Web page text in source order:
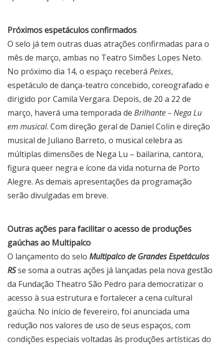
Próximos espetáculos confirmados
O selo já tem outras duas atrações confirmadas para o
mês de março, ambas no Teatro Simões Lopes Neto.
No próximo dia 14, o espaço receberá Peixes,
espetáculo de dança-teatro concebido, coreografado e
dirigido por Camila Vergara. Depois, de 20 a 22 de
março, haverá uma temporada de Brilhante – Nega Lu
em musical. Com direção geral de Daniel Colin e direção
musical de Juliano Barreto, o musical celebra as
múltiplas dimensões de Nega Lu – bailarina, cantora,
figura queer negra e ícone da vida noturna de Porto
Alegre. As demais apresentações da programação
serão divulgadas em breve.
Outras ações para facilitar o acesso de produções
gaúchas ao Multipalco
O lançamento do selo Multipalco de Grandes Espetáculos
RSse soma a outras ações já lançadas pela nova gestão
da Fundação Theatro São Pedro para democratizar o
acesso à sua estrutura e fortalecer a cena cultural
gaúcha. No início de fevereiro, foi anunciada uma
redução nos valores de uso de seus espaços, com
condições especiais voltadas às produções artísticas do